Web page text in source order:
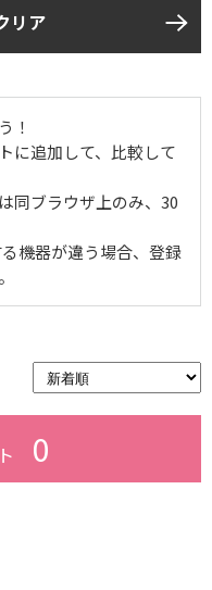
リア
！
に追加して、比較して
同ブラウザ上のみ、30
機器が違う場合、登録
0